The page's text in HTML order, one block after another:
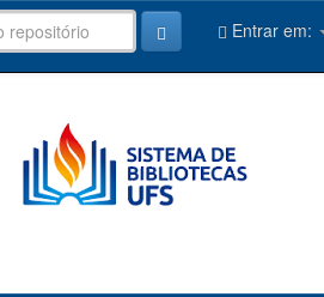
Entrar em: